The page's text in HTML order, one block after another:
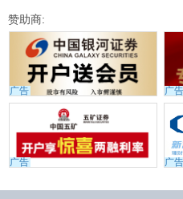
赞助商:
广告 广告
广告 广告